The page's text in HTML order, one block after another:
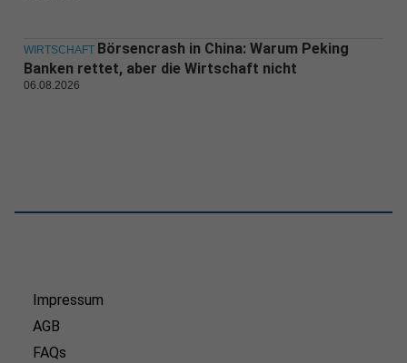
WIRTSCHAFT Börsencrash in China: Warum Peking
Banken rettet, aber die Wirtschaft nicht
06.08.2026
Impressum
AGB
FAQs